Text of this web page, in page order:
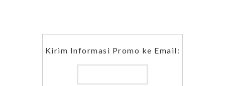
Kirim Informasi Promo ke Email: